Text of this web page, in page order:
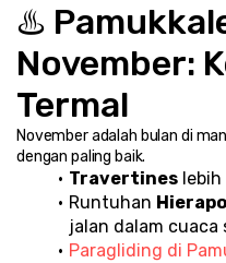
♨️
November:
Termal
November adalah bulan di
dengan paling baik.
Travertines lebih
Runtuhan
jalan dalam cuaca
Paragliding di